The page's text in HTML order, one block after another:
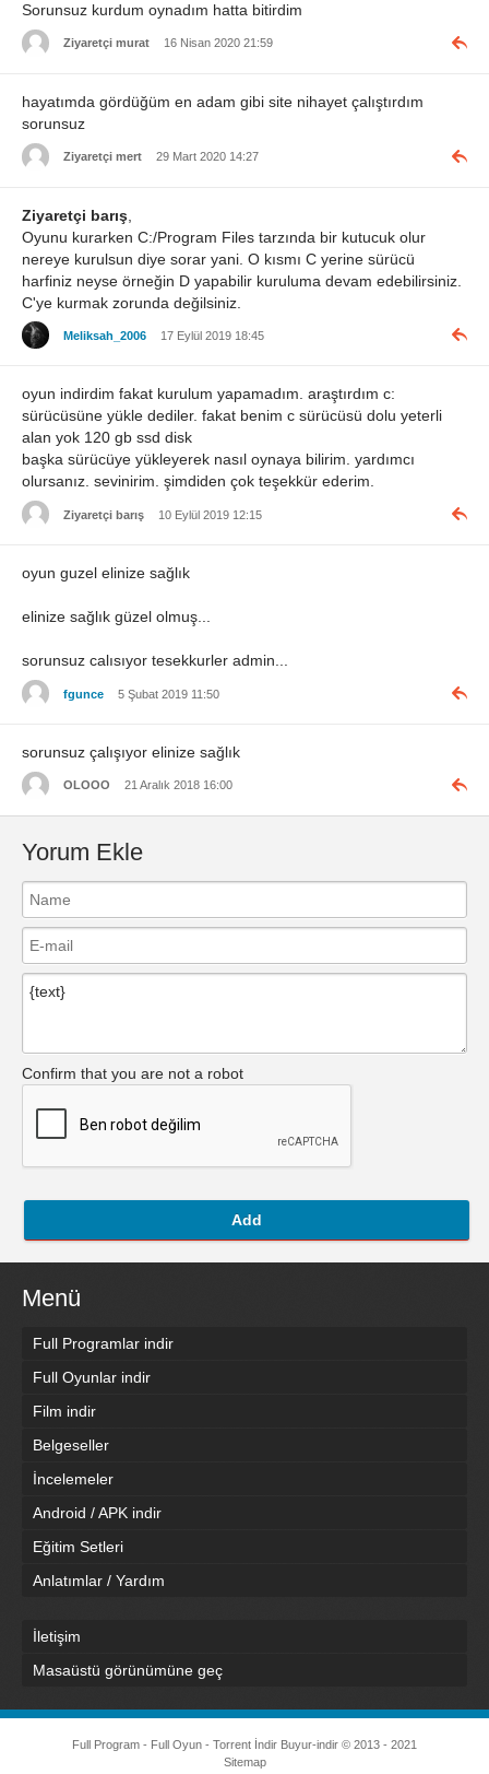
Sorunsuz kurdum oynadım hatta bitirdim
Ziyaretçi murat 16 Nisan 2020 21:59
hayatımda gördüğüm en adam gibi site nihayet çalıştırdım
sorunsuz
Ziyaretçi mert 29 Mart 2020 14:27
Ziyaretçi barış
Oyunu kurarken C:/Program Files tarzında bir kutucuk olur
nereye kurulsun diye sorar yani. O kısmı C yerine sürücü
harfiniz neyse örneğin D yapabilir kuruluma devam edebilirsiniz.
C'ye kurmak zorunda değilsiniz.
Meliksah_2006 17 Eylül 2019 18:45
oyun indirdim fakat kurulum yapamadım. araştırdım c:
sürücüsüne yükle dediler. fakat benim c sürücüsü dolu yeterli
alan yok 120 gb ssd disk
başka sürücüye yükleyerek nasıl oynaya bilirim. yardımcı
olursanız. sevinirim. şimdiden çok teşekkür ederim.
Ziyaretçi barış 10 Eylül 2019 12:15
oyun guzel elinize sağlık
elinize sağlık güzel olmuş...
sorunsuz calısıyor tesekkurler admin...
fgunce 5 Şubat 2019 11:50
sorunsuz çalışıyor elinize sağlık
OLOOO 21 Aralık 2018 16:00
Yorum Ekle
Confirm that you are not a robot
Add
Menü
Full Programlar indir
Full Oyunlar indir
Film indir
Belgeseller
İncelemeler
Android / APK indir
Eğitim Setleri
Anlatımlar / Yardım
İletişim
Masaüstü görünümüne geç
Full Program - Full Oyun - Torrent İndir Buyur-indir © 2013 - 2021
Sitemap